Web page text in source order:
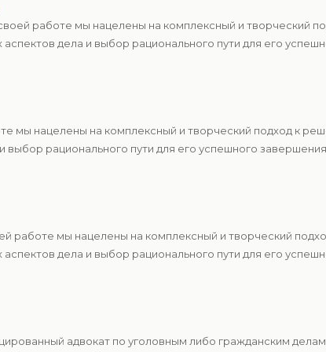
работе мы нацелены на комплексный и творческий
дела и выбор рационального пути для его
мы нацелены на комплексный и творческий подход к
выбор рационального пути для его успешного завершения.
работе мы нацелены на комплексный и творческий
дела и выбор рационального пути для его
адвокат по уголовным либо гражданским